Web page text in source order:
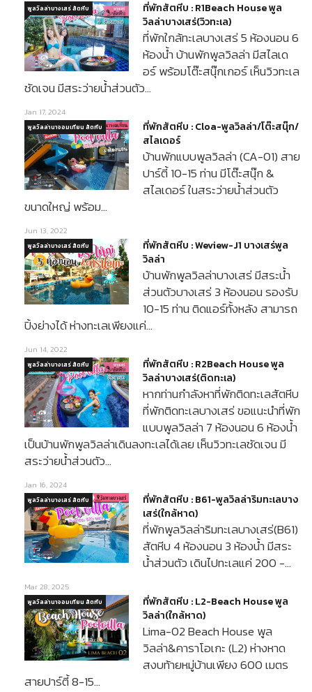
ที่พักสัตหีบ : R1Beach House พูล
วิลล่าบางเสร่(วิวทะเล)
ที่พักใกล้ทะเลบางเสร่ 5 ห้องนอน 6
ห้องน้ำ บ้านพักพูลวิลล่า มีสไลเด
อร์ พร้อมโต๊ะสนุ๊กเกอร์ เห็นวิวทะเล
ชัดเจน มีสระว่ายน้ำส่วนตัว…
พูลวิลล่าบางเสร่ สัตหีบ
Jan 17, 2024
ที่พักสัตหีบ : Cloa-พูลวิลล่า/โต๊ะสนุ๊ก/
สไลเดอร์
บ้านพักแบบพูลวิลล่า (CA-01) สาย
ปาร์ตี้ 10-15 ท่าน มีโต๊ะสนุ๊ก &
สไลเดอร์ ในสระว่ายน้ำส่วนตัว
ขนาดใหญ่ พร้อม…
พูลวิลล่านาจอมเทียน สัตหีบ
Jun 13, 2022
ที่พักสัตหีบ : Weview-J1 บางเสร่พูล
วิลล่า
บ้านพักพูลวิลล่าบางเสร่ มีสระน้ำ
ส่วนตัวบางเสร่ 3 ห้องนอน รองรับ
10-15 ท่าน ติดแอร์ทั้งหลัง สามารถ
ปิ้งย่างได้ ห่างทะเลเพียงแค่…
พูลวิลล่าบางเสร่ สัตหีบ
Jun 14, 2022
ที่พักสัตหีบ : R2Beach House พูล
วิลล่าบางเสร่(ติดทะเล)
หากท่านกำลังหาที่พักติดทะเลสัตหีบ
ที่พักติดทะเลบางเสร่ ขอแนะนำที่พัก
แบบพูลวิลล่า 7 ห้องนอน 6 ห้องน้ำ
เป็นบ้านพักพูลวิลล่าเดินลงทะเลได้เลย เห็นวิวทะเลชัดเจน มี
สระว่ายน้ำส่วนตัว…
พูลวิลล่าบางเสร่ สัตหีบ
Jan 16, 2024
ที่พักสัตหีบ : B61-พูลวิลล่าริมทะเลบาง
เสร่(ใกล้หาด)
ที่พักพูลวิลล่าริมทะเลบางเสร่(B61)
สัตหีบ 4 ห้องนอน 3 ห้องน้ำ มีสระ
น้ำส่วนตัว เดินไปทะเลแค่ 200 -…
พูลวิลล่าบางเสร่ สัตหีบ
Mar 28, 2025
ที่พักสัตหีบ : L2-Beach House พูล
วิลล่า(ใกล้หาด)
Lima-02 Beach House พูล
วิลล่า&คาราโอเกะ (L2) ห่างหาด
สงบท้ายหมู่บ้านเพียง 600 เมตร
สายปาร์ตี้ 8-15…
พูลวิลล่านาจอมเทียน สัตหีบ